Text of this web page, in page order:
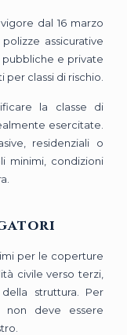
dal 16 marzo
assicurative
e private
classi di rischio.
la classe di
esercitate.
residenziali o
minimi, condizioni
per le coperture
civile verso terzi,
struttura. Per
non deve essere